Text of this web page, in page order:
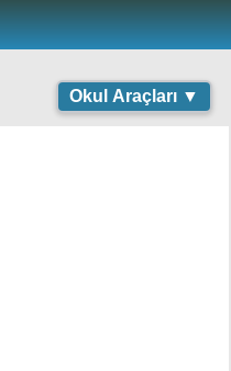
Okul Araçları ▼